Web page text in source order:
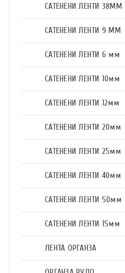
САТЕНЕНИ ЛЕНТИ 38ММ
САТЕНЕНИ ЛЕНТИ 9 ММ
САТЕНЕНИ ЛЕНТИ 6 мм
САТЕНЕНИ ЛЕНТИ 10мм
САТЕНЕНИ ЛЕНТИ 12мм
САТЕНЕНИ ЛЕНТИ 20мм
САТЕНЕНИ ЛЕНТИ 25мм
САТЕНЕНИ ЛЕНТИ 40мм
САТЕНЕНИ ЛЕНТИ 50мм
САТЕНЕНИ ЛЕНТИ 15мм
ЛЕНТА ОРГАНЗА